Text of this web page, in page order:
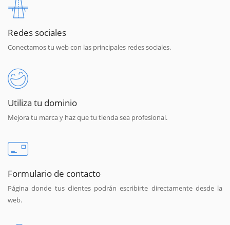
Redes sociales
Conectamos tu web con las principales redes sociales.
Utiliza tu dominio
Mejora tu marca y haz que tu tienda sea profesional.
Formulario de contacto
Página donde tus clientes podrán escribirte directamente desde la
web.